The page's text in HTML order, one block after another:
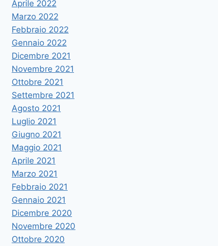
Aprile 2022
Marzo 2022
Febbraio 2022
Gennaio 2022
Dicembre 2021
Novembre 2021
Ottobre 2021
Settembre 2021
Agosto 2021
Luglio 2021
Giugno 2021
Maggio 2021
Aprile 2021
Marzo 2021
Febbraio 2021
Gennaio 2021
Dicembre 2020
Novembre 2020
Ottobre 2020